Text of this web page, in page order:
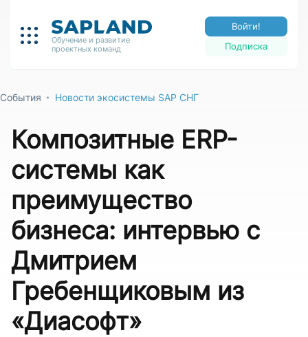
Обучение и развитие
проектных команд
Подписка
Войти!
События Новости экосистемы SAP СНГ
Композитные ERP-
системы как
преимущество
бизнеса: интервью с
Дмитрием
Гребенщиковым из
«Диасофт»